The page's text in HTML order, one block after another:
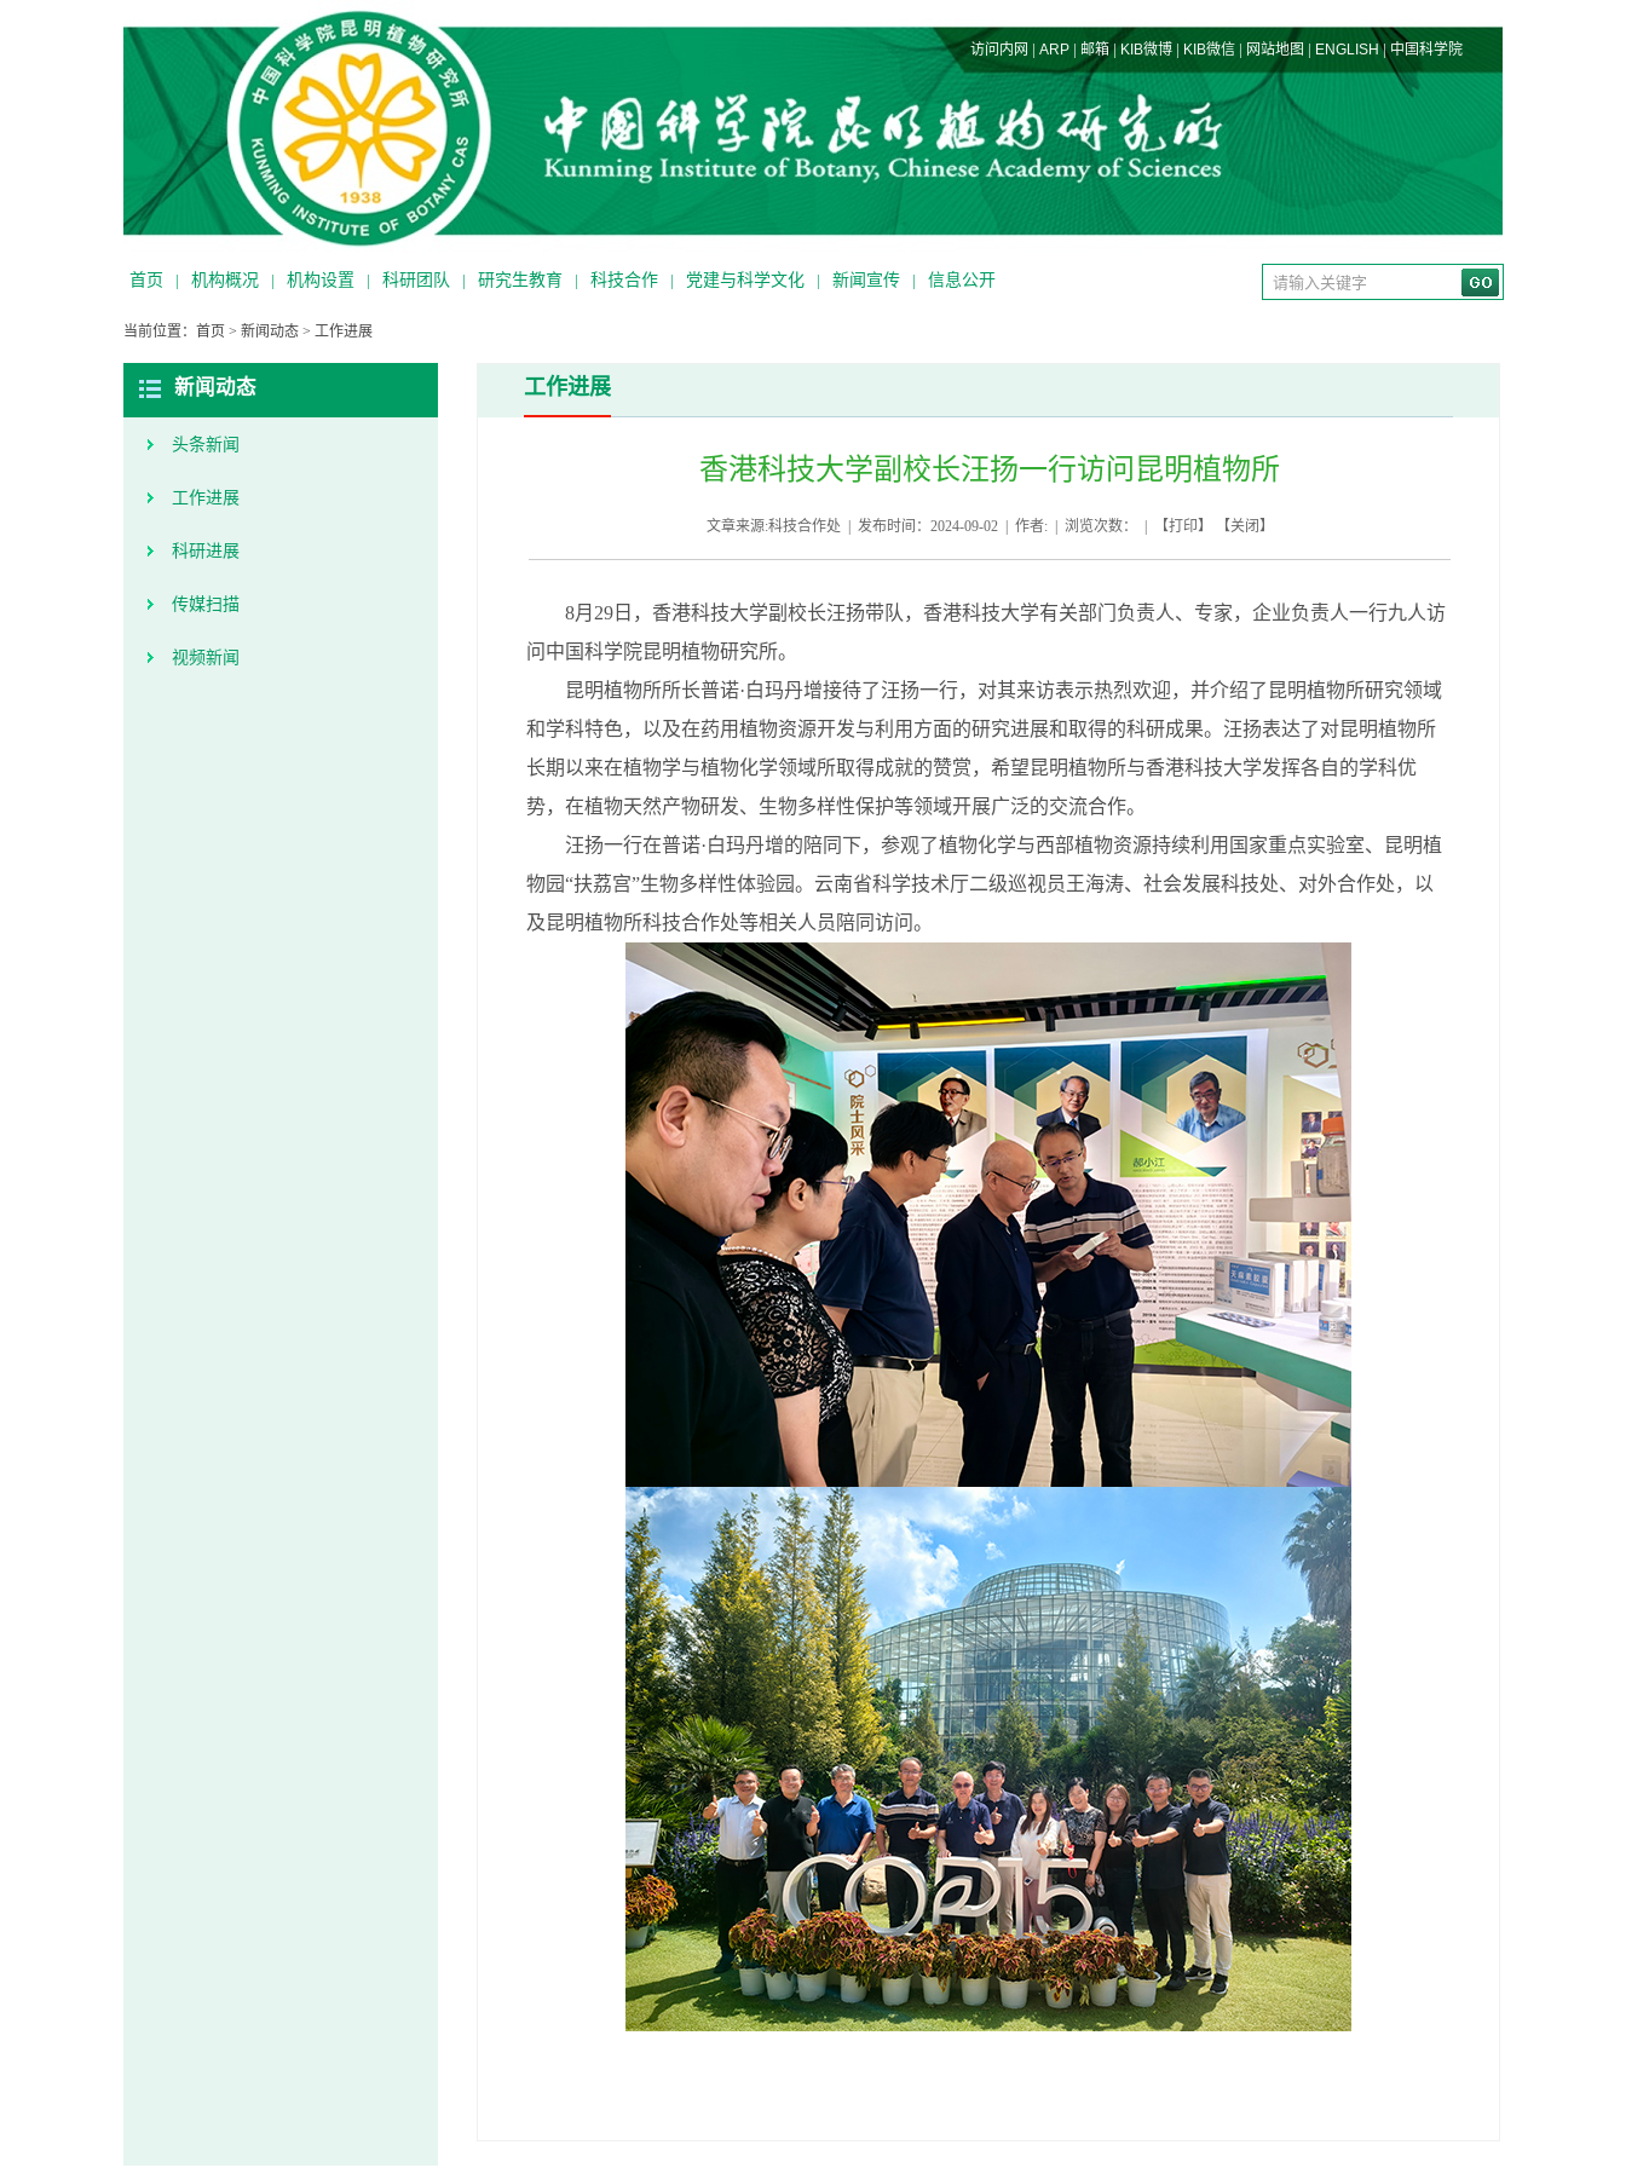
访问内网 | ARP | 邮箱|KIB微博 | KIB微信 | 网站地图 | ENGLISH| 中国科学院
首页 | 机构概况 | 机构设置 | 科研团队 | 研究生教育 | 科技合作 | 党建与科学文化 | 新闻宣传 | 信息公开
当前位置： 首页 > 新闻动态 > 工作进展
新闻动态
头条新闻
工作进展
科研进展
传媒扫描
视频新闻
工作进展
香港科技大学副校长汪扬一行访问昆明植物所
文章来源:科技合作处 | 发布时间：2024-09-02 | 作者: | 浏览次数： | 【打印】 【关闭 】
8月29日，香港科技大学副校长汪扬带队，香港科技大学有关部门负责人、专家，企业负责人一行九人访
问中国科学院昆明植物研究所。
昆明植物所所长普诺·白玛丹增接待了汪扬一行，对其来访表示热烈欢迎，并介绍了昆明植物所研究领域
和学科特色，以及在药用植物资源开发与利用方面的研究进展和取得的科研成果。汪扬表达了对昆明植物所
长期以来在植物学与植物化学领域所取得成就的赞赏，希望昆明植物所与香港科技大学发挥各自的学科优
势，在植物天然产物研发、生物多样性保护等领域开展广泛的交流合作。
汪扬一行在普诺·白玛丹增的陪同下，参观了植物化学与西部植物资源持续利用国家重点实验室、昆明植
物园“扶荔宫”生物多样性体验园。云南省科学技术厅二级巡视员王海涛、社会发展科技处、对外合作处，以
及昆明植物所科技合作处等相关人员陪同访问。